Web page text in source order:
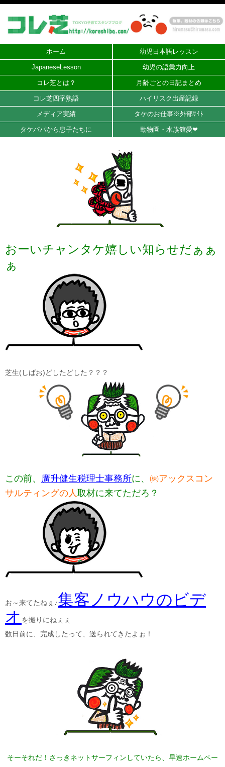
ホーム 幼児日本語レッスン
JapaneseLesson 幼児の語彙力向上
コレ芝とは？ 月齢ごとの日記まとめ
コレ芝四字熟語 ハイリスク出産記録
メディア実績 タケのお仕事※外部ｻｲﾄ
タケパパから息子たちに 動物園・水族館愛❤︎
おーいチャンタケ嬉しい知らせだぁぁ
ぁ
芝生(しばお)どしたどした？？？
この前、 廣升健生税理士事務所に、 ㈱アックスコン
サルティングの人取材に来てただろ？
お～来てたねぇ♪集客ノウハウのビデ
オ を撮りにねぇぇ
数日前に、完成したって、送られてきたよぉ！
そーそれだ！さっきネットサーフィンしていたら、早速ホームペー